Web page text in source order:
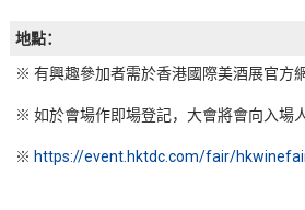
地點：
※ 有興趣參加者需於香港國際美酒展官方
※ 如於會場作即場登記，大會將會向入場
※ https://event.hktdc.com/fair/